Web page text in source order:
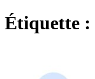
Étiquette :